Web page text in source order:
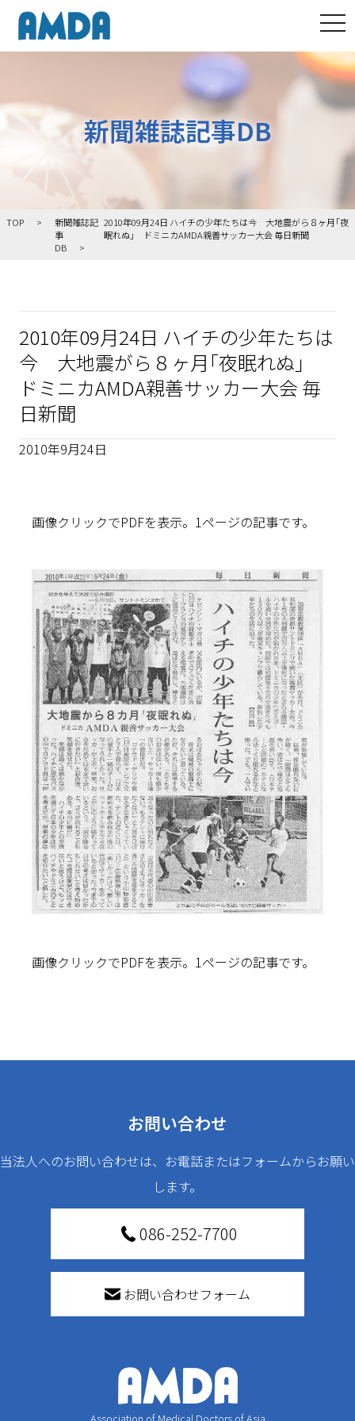
新聞雑誌記事DB
TOP
新聞雑誌記
事
DB
2010年09月24日 ハイチの少年たちは今 大地震がら８ヶ月｢夜
眠れぬ｣ ドミニカAMDA親善サッカー大会 毎日新聞
2010年09月24日 ハイチの少年たちは
今 大地震がら８ヶ月｢夜眠れぬ｣
ドミニカAMDA親善サッカー大会 毎
日新聞
2010年9月24日
画像クリックでPDFを表示。1ページの記事です。
画像クリックでPDFを表示。1ページの記事です。
お問い合わせ
当法人へのお問い合わせは、お電話またはフォームからお願い
します。
086-252-7700
お問い合わせフォーム